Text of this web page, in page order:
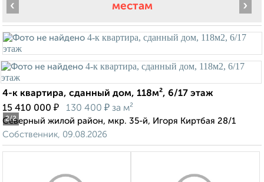
местам
2/2
‹ ›
4-к квартира, сданный дом, 118м², 6/17 этаж
15 410 000 ₽ 130 400 ₽ за м²
Северный жилой район, мкр. 35-й, Игоря Киртбая 28/1
Собственник, 09.08.2026